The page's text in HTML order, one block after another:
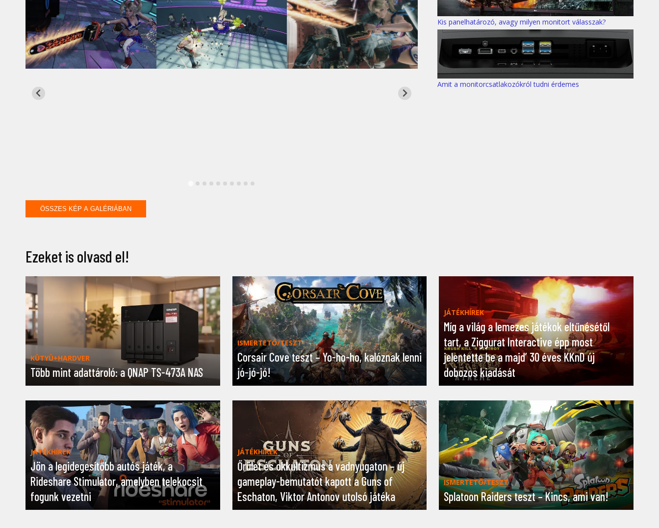
ÖSSZES KÉP A GALÉRIÁBAN
Kis panelhatározó, avagy milyen monitort válasszak?
Amit a monitorcsatlakozókról tudni érdemes
Ezeket is olvasd el!
KÜTYÜ+HARDVER
Több mint adattároló: a QNAP TS-473A NAS
ISMERTETŐ/TESZT
Corsair Cove teszt – Yo-ho-ho, kalóznak lenni
jó-jó-jó!
JÁTÉKHÍREK
Míg a világ a lemezes játékok eltűnésétől
tart, a Ziggurat Interactive épp most
jelentette be a majd’ 30 éves KKnD új
dobozos kiadását
JÁTÉKHÍREK
Jön a legidegesítőbb autós játék, a
Rideshare Stimulator, amelyben telekocsit
fogunk vezetni
JÁTÉKHÍREK
Őrület és okkultizmus a vadnyugaton – új
gameplay-bemutatót kapott a Guns of
Eschaton, Viktor Antonov utolsó játéka
ISMERTETŐ/TESZT
Splatoon Raiders teszt – Kincs, ami van!